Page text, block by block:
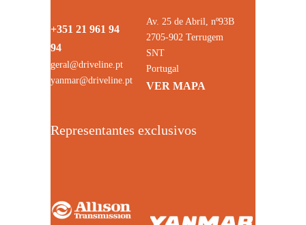
+351 21 961 94
94
geral@driveline.pt
yanmar@driveline.pt
Av. 25 de Abril, nº93B
2705-902 Terrugem
SNT
Portugal
VER MAPA
Representantes exclusivos